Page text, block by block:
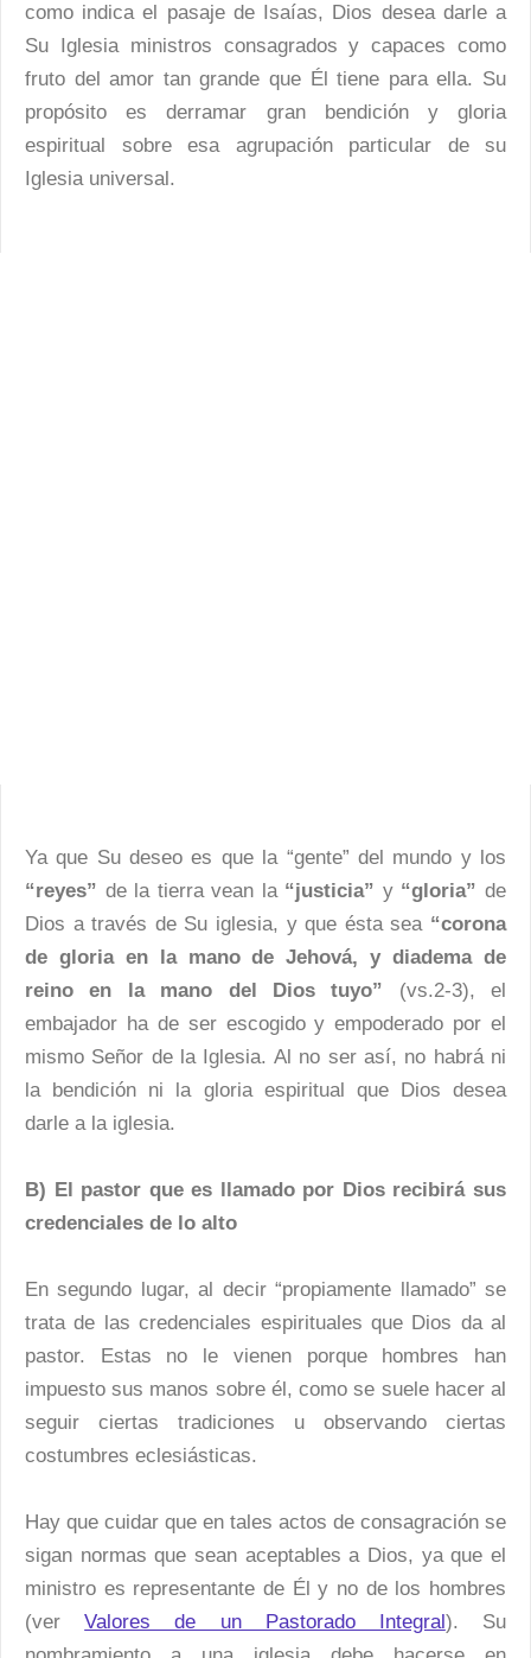
como indica el pasaje de Isaías, Dios desea darle a
Su Iglesia ministros consagrados y capaces como
fruto del amor tan grande que Él tiene para ella. Su
propósito es derramar gran bendición y gloria
espiritual sobre esa agrupación particular de su
Iglesia universal.
Ya que Su deseo es que la “gente” del mundo y los
“reyes” de la tierra vean la “justicia” y “gloria” de
Dios a través de Su iglesia, y que ésta sea “corona
de gloria en la mano de Jehová, y diadema de
reino en la mano del Dios tuyo” (vs.2-3), el
embajador ha de ser escogido y empoderado por el
mismo Señor de la Iglesia. Al no ser así, no habrá ni
la bendición ni la gloria espiritual que Dios desea
darle a la iglesia.
B) El pastor que es llamado por Dios recibirá sus
credenciales de lo alto
En segundo lugar, al decir “propiamente llamado” se
trata de las credenciales espirituales que Dios da al
pastor. Estas no le vienen porque hombres han
impuesto sus manos sobre él, como se suele hacer al
seguir ciertas tradiciones u observando ciertas
costumbres eclesiásticas.
Hay que cuidar que en tales actos de consagración se
sigan normas que sean aceptables a Dios, ya que el
ministro es representante de Él y no de los hombres
(verValores de un Pastorado Integral). Su